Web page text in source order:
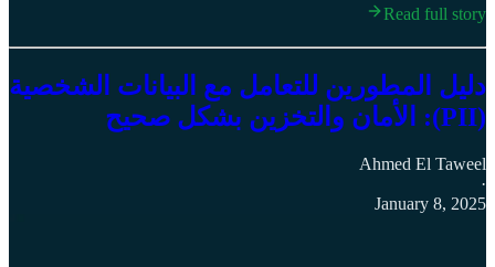
Read full story
دليل المطورين للتعامل مع البيانات الشخصية
(PII): الأمان والتخزين بشكل صحيح
Ahmed El Taweel
·
January 8, 2025